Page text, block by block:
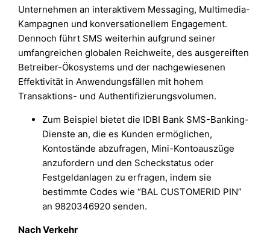
Unternehmen an interaktivem Messaging, Multimedia-
Kampagnen und konversationellem Engagement.
Dennoch führt SMS weiterhin aufgrund seiner
umfangreichen globalen Reichweite, des ausgereiften
Betreiber-Ökosystems und der nachgewiesenen
Effektivität in Anwendungsfällen mit hohem
Transaktions- und Authentifizierungsvolumen.
Zum Beispiel bietet die IDBI Bank SMS-Banking-
Dienste an, die es Kunden ermöglichen,
Kontostände abzufragen, Mini-Kontoauszüge
anzufordern und den Scheckstatus oder
Festgeldanlagen zu erfragen, indem sie
bestimmte Codes wie “BAL CUSTOMERID PIN”
an 9820346920 senden.
Nach Verkehr